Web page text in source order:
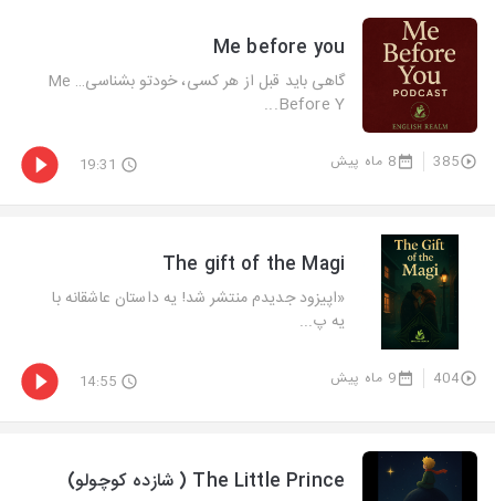
Me before you
گاهی باید قبل از هر کسی، خودتو بشناسی… Me
Before Y...
385 8 ماه پیش 19:31
The gift of the Magi
«اپیزود جدیدم منتشر شد! یه داستان عاشقانه با
یه پ...
404 9 ماه پیش 14:55
The Little Prince ( شازده کوچولو)